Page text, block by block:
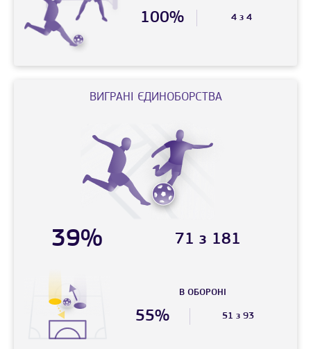
100% 4 з 4
ВИГРАНI ЄДИНОБОРСТВА
39% 71 з 181
В ОБОРОНІ
55% 51 з 93